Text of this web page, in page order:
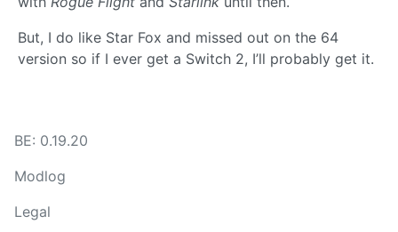
But, I do like Star Fox and missed out on the 64
version so if I ever get a Switch 2, I’ll probably get it.
BE: 0.19.20
Modlog
Legal